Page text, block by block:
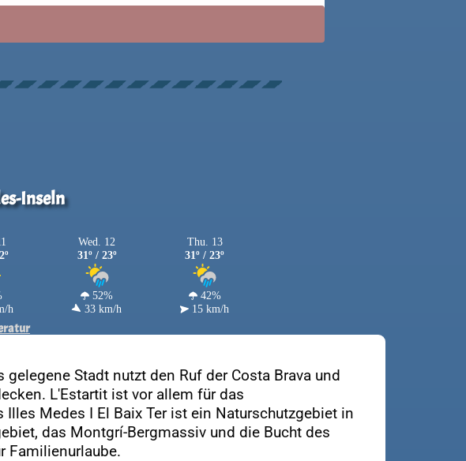
Inseln
h
Wed. 12
31º / 23º
52%
33 km/h
Thu. 13
31º / 23º
42%
15 km/h
Stadt nutzt den Ruf der Costa Brava und
L'Estartit ist vor allem für das
Medes I El Baix Ter ist ein Naturschutzgebiet in
das Montgrí-Bergmassiv und die Bucht des
Familienurlaube.